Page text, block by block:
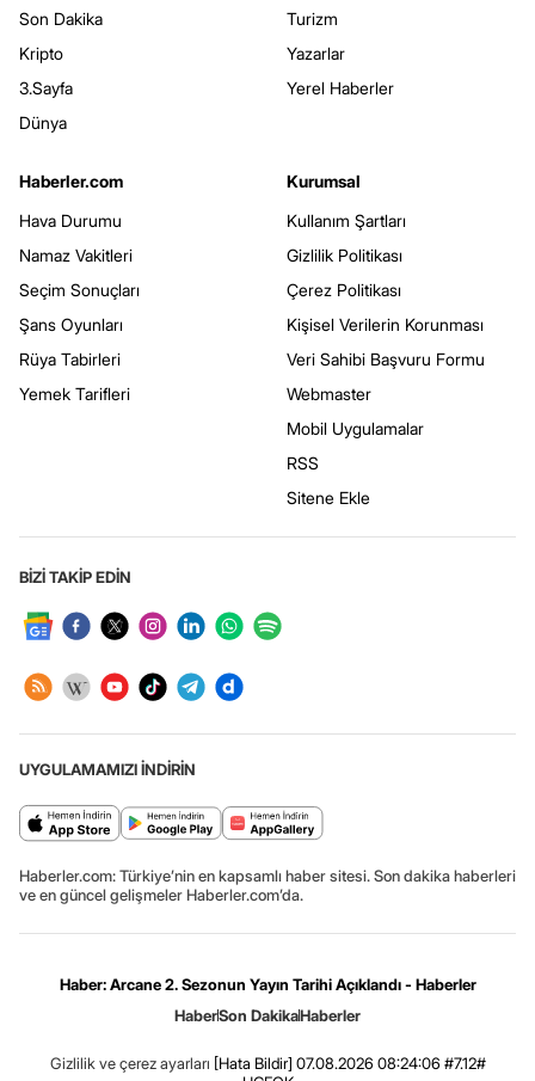
Son Dakika
Kripto
3.Sayfa
Dünya
Turizm
Yazarlar
Yerel Haberler
Haberler.com
Hava Durumu
Namaz Vakitleri
Seçim Sonuçları
Şans Oyunları
Rüya Tabirleri
Yemek Tarifleri
Kurumsal
Kullanım Şartları
Gizlilik Politikası
Çerez Politikası
Kişisel Verilerin Korunması
Veri Sahibi Başvuru Formu
Webmaster
Mobil Uygulamalar
RSS
Sitene Ekle
BİZİ TAKİP EDİN
UYGULAMAMIZI İNDİRİN
Haberler.com: Türkiye’nin en kapsamlı haber sitesi. Son dakika haberleri
ve en güncel gelişmeler Haberler.com’da.
Haber: Arcane 2. Sezonun Yayın Tarihi Açıklandı - Haberler
HaberSon DakikaHaberler
Gizlilik ve çerez ayarları [Hata Bildir] 07.08.2026 08:24:06 #7.12#